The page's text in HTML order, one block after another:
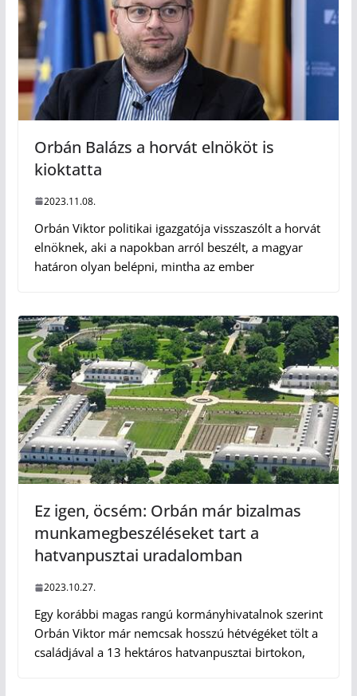
Orbán Balázs a horvát elnököt is
kioktatta
2023.11.08.
Orbán Viktor politikai igazgatója visszaszólt a horvát
elnöknek, aki a napokban arról beszélt, a magyar
határon olyan belépni, mintha az ember
Ez igen, öcsém: Orbán már bizalmas
munkamegbeszéléseket tart a
hatvanpusztai uradalomban
2023.10.27.
Egy korábbi magas rangú kormányhivatalnok szerint
Orbán Viktor már nemcsak hosszú hétvégéket tölt a
családjával a 13 hektáros hatvanpusztai birtokon,